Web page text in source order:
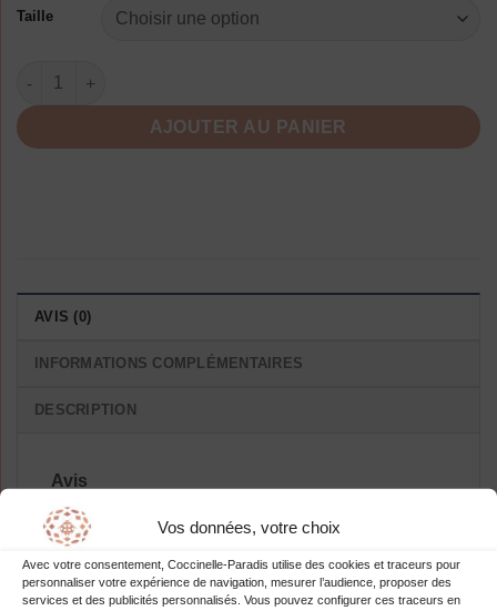
Vos données, votre choix
Avec votre consentement, Coccinelle-Paradis utilise des cookies et traceurs pour
personnaliser votre expérience de navigation, mesurer l’audience, proposer des
services et des publicités personnalisés. Vous pouvez configurer ces traceurs en
Taille
quantité de Chemise Manches Longues Élégance Pois
AJOUTER AU PANIER
AVIS (0)
INFORMATIONS COMPLÉMENTAIRES
DESCRIPTION
Avis
Il n’y a pas encore d’avis.